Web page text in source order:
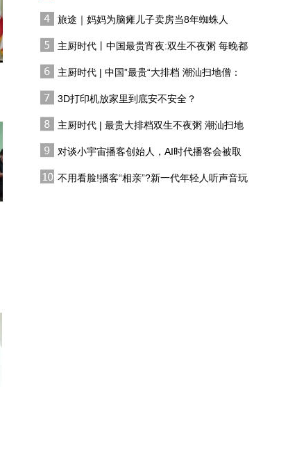
她失去了爸妈和弟弟
萄，并向当地酿酒师请教
学习
当短剧遇上AI
法国东南部山火暂时受控
闽宁两地妇联及高校联手
旅途｜妈妈为脑瘫儿子卖房当8年蜘蛛人
主厨时代丨中国最贵宵夜:双生不夜粥 每晚都
主厨时代 | 中国”最贵“大排档 潮汕扫地僧：
3D打印机放家里到底安不安全？
主厨时代 | 最贵大排档双生不夜粥 潮汕扫地
对谈小宇宙播客创始人，AI时代播客会被取
不用看脸!播客“相亲”?新一代年轻人听声音玩